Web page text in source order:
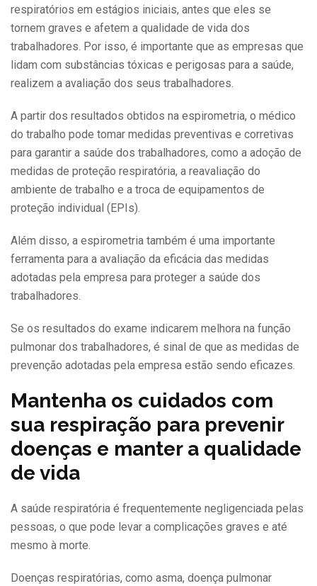
respiratórios em estágios iniciais, antes que eles se
tornem graves e afetem a qualidade de vida dos
trabalhadores. Por isso, é importante que as empresas que
lidam com substâncias tóxicas e perigosas para a saúde,
realizem a avaliação dos seus trabalhadores.
A partir dos resultados obtidos na espirometria, o médico
do trabalho pode tomar medidas preventivas e corretivas
para garantir a saúde dos trabalhadores, como a adoção de
medidas de proteção respiratória, a reavaliação do
ambiente de trabalho e a troca de equipamentos de
proteção individual (EPIs).
Além disso, a espirometria também é uma importante
ferramenta para a avaliação da eficácia das medidas
adotadas pela empresa para proteger a saúde dos
trabalhadores.
Se os resultados do exame indicarem melhora na função
pulmonar dos trabalhadores, é sinal de que as medidas de
prevenção adotadas pela empresa estão sendo eficazes.
Mantenha os cuidados com
sua respiração para prevenir
doenças e manter a qualidade
de vida
A saúde respiratória é frequentemente negligenciada pelas
pessoas, o que pode levar a complicações graves e até
mesmo à morte.
Doenças respiratórias, como asma, doença pulmonar